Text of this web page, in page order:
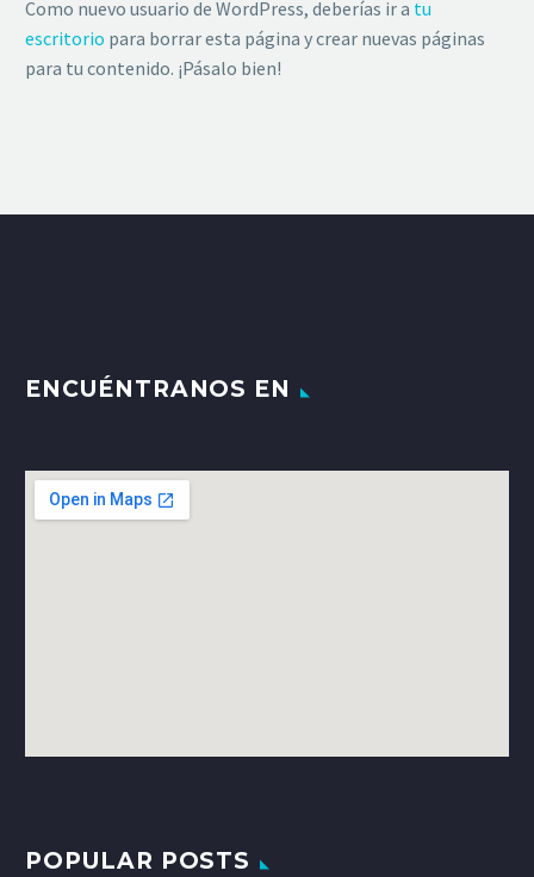
Como nuevo usuario de WordPress, deberías ir a tu
escritorio para borrar esta página y crear nuevas páginas
para tu contenido. ¡Pásalo bien!
ENCUÉNTRANOS EN
POPULAR POSTS